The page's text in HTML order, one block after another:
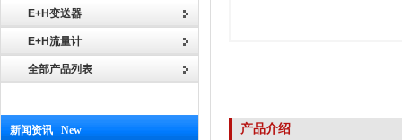
E+H变送器
E+H流量计
全部产品列表
新闻资讯 New 产品介绍